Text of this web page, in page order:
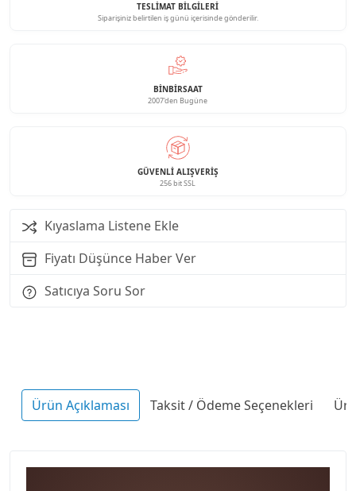
TESLİMAT BİLGİLERİ
Siparişiniz belirtilen iş günü içerisinde gönderilir.
BINBIRSAAT
2007'den Bugüne
GÜVENLI ALIŞVERIŞ
256 bit SSL
Kıyaslama Listene Ekle
Fiyatı Düşünce Haber Ver
Satıcıya Soru Sor
Ürün Açıklaması Taksit / Ödeme Seçenekleri